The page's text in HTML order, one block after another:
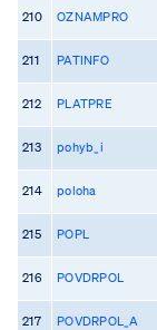
210 OZNAMPRO
211 PATINFO
212 PLATPRE
213 pohyb_i
214 poloha
215 POPL
216 POVDRPOL
217 POVDRPOL_A